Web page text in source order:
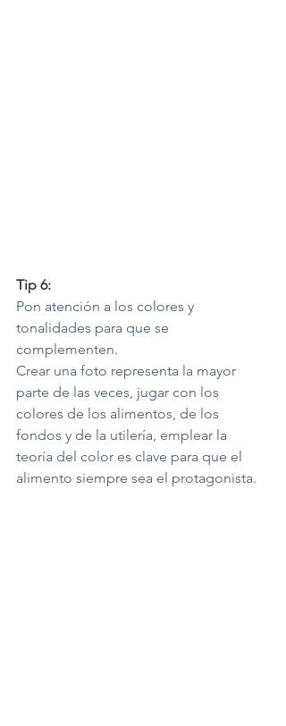
Tip 6:
Pon atención a los colores y
tonalidades para que se
complementen.
Crear una foto representa la mayor
parte de las veces, jugar con los
colores de los alimentos, de los
fondos y de la utilería, emplear la
teoría del color es clave para que el
alimento siempre sea el protagonista.